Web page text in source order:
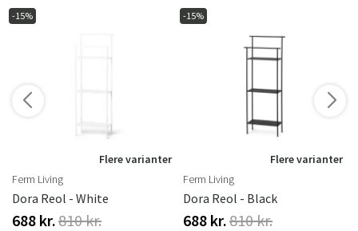
-15%
Flere varianter
Ferm Living
Dora Reol - White
688 kr.810 kr.
-15%
Flere varianter
Ferm Living
Dora Reol - Black
688 kr.810 kr.